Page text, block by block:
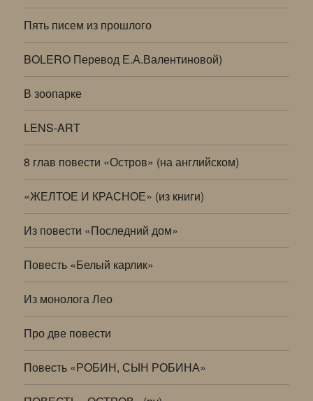
Пять писем из прошлого
BOLERO Перевод Е.А.Валентиновой)
В зоопарке
LENS-ART
8 глав повести «Остров» (на английском)
«ЖЕЛТОЕ И КРАСНОЕ» (из книги)
Из повести «Последний дом»
Повесть «Белый карлик»
Из монолога Лео
Про две повести
Повесть «РОБИН, СЫН РОБИНА»